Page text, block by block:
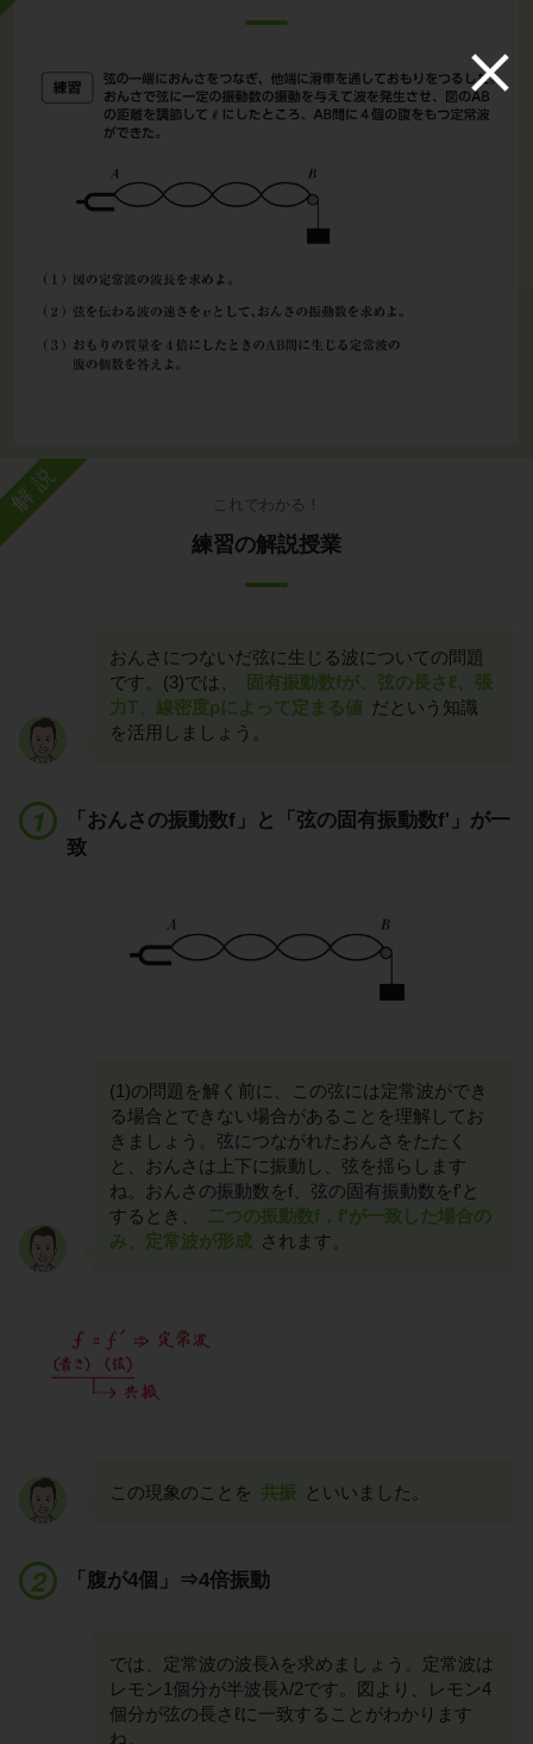
解説 これでわかる！
練習の解説授業
おんさにつないだ弦に生じる波についての問題
です。(3)では、
固有振動数fが、弦の長さℓ、張
力T、線密度ρによって定まる値 だという知識
を活用しましょう。
「おんさの振動数f」と「弦の固有振動数f'」が一
致
(1)の問題を解く前に、この弦には定常波ができ
る場合とできない場合があることを理解してお
きましょう。弦につながれたおんさをたたく
と、おんさは上下に振動し、弦を揺らします
ね。おんさの振動数をf、弦の固有振動数をf'と
するとき、
二つの振動数f，f'が一致した場合の
み、定常波が形成 されます。
この現象のことを 共振 といいました。
「腹が4個」⇒4倍振動
では、定常波の波長λを求めましょう。定常波は
レモン1個分が半波長λ/2です。図より、レモン4
個分が弦の長さℓに一致することがわかります
ね。